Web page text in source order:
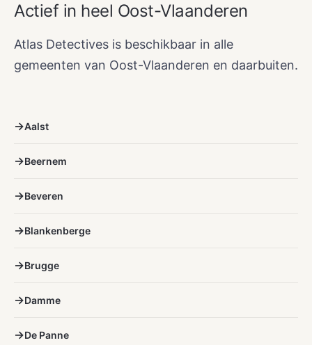
Actief in heel Oost-Vlaanderen
Atlas Detectives is beschikbaar in alle
gemeenten van Oost-Vlaanderen en daarbuiten.
Aalst
Beernem
Beveren
Blankenberge
Brugge
Damme
De Panne